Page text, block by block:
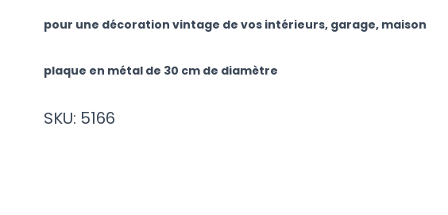
pour une décoration vintage de vos intérieurs, garage, maison
plaque en métal de 30 cm de diamètre
SKU: 5166